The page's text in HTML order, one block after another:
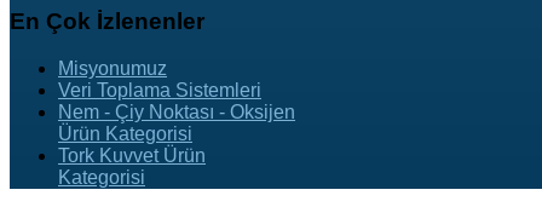
En Çok İzlenenler
Misyonumuz
Veri Toplama Sistemleri
Nem - Çiy Noktası - Oksijen
Ürün Kategorisi
Tork Kuvvet Ürün
Kategorisi